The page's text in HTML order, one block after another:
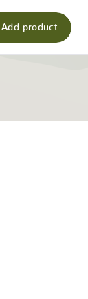
product